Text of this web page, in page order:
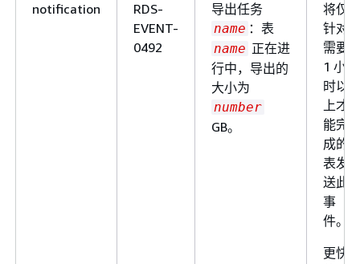
notification
RDS-
EVENT-
0492
导出任务
name ：表
name 正在进
行中，导出的
大小为
number
GB。
将仅
针对
需要
1 小
时以
上才
能完
成的
表发
送此
事
件。
更快